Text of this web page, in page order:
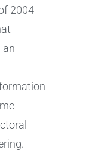
2004
an